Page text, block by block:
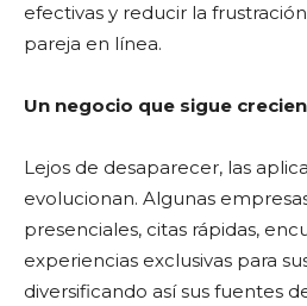
efectivas y reducir la
pareja en línea.
Un negocio que sigue
Lejos de desaparecer, las
evolucionan. Algunas
presenciales, citas rápidas,
experiencias exclusivas para
diversificando así sus fuentes